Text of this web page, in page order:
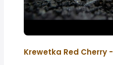
Krewetka Red Cherry